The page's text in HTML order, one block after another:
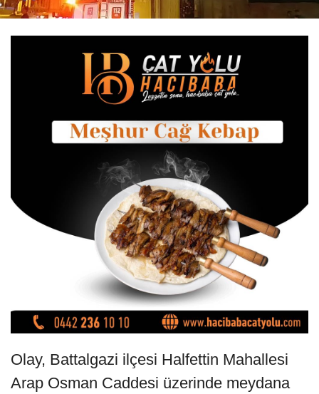
Olay, Battalgazi ilçesi Halfettin Mahallesi
Arap Osman Caddesi üzerinde meydana